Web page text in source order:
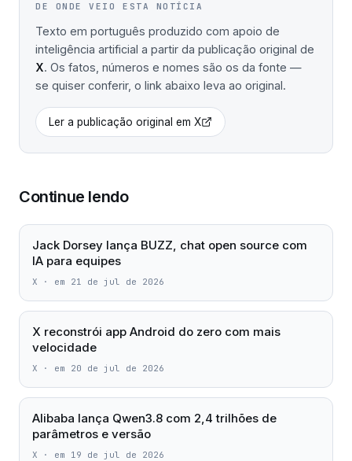
DE ONDE VEIO ESTA NOTÍCIA
Texto em português produzido com apoio de
inteligência artificial a partir da publicação original de
X. Os fatos, números e nomes são os da fonte —
se quiser conferir, o link abaixo leva ao original.
Ler a publicação original em X
Continue lendo
Jack Dorsey lança BUZZ, chat open source com
IA para equipes
X · em 21 de jul de 2026
X reconstrói app Android do zero com mais
velocidade
X · em 20 de jul de 2026
Alibaba lança Qwen3.8 com 2,4 trilhões de
parâmetros e versão
X · em 19 de jul de 2026